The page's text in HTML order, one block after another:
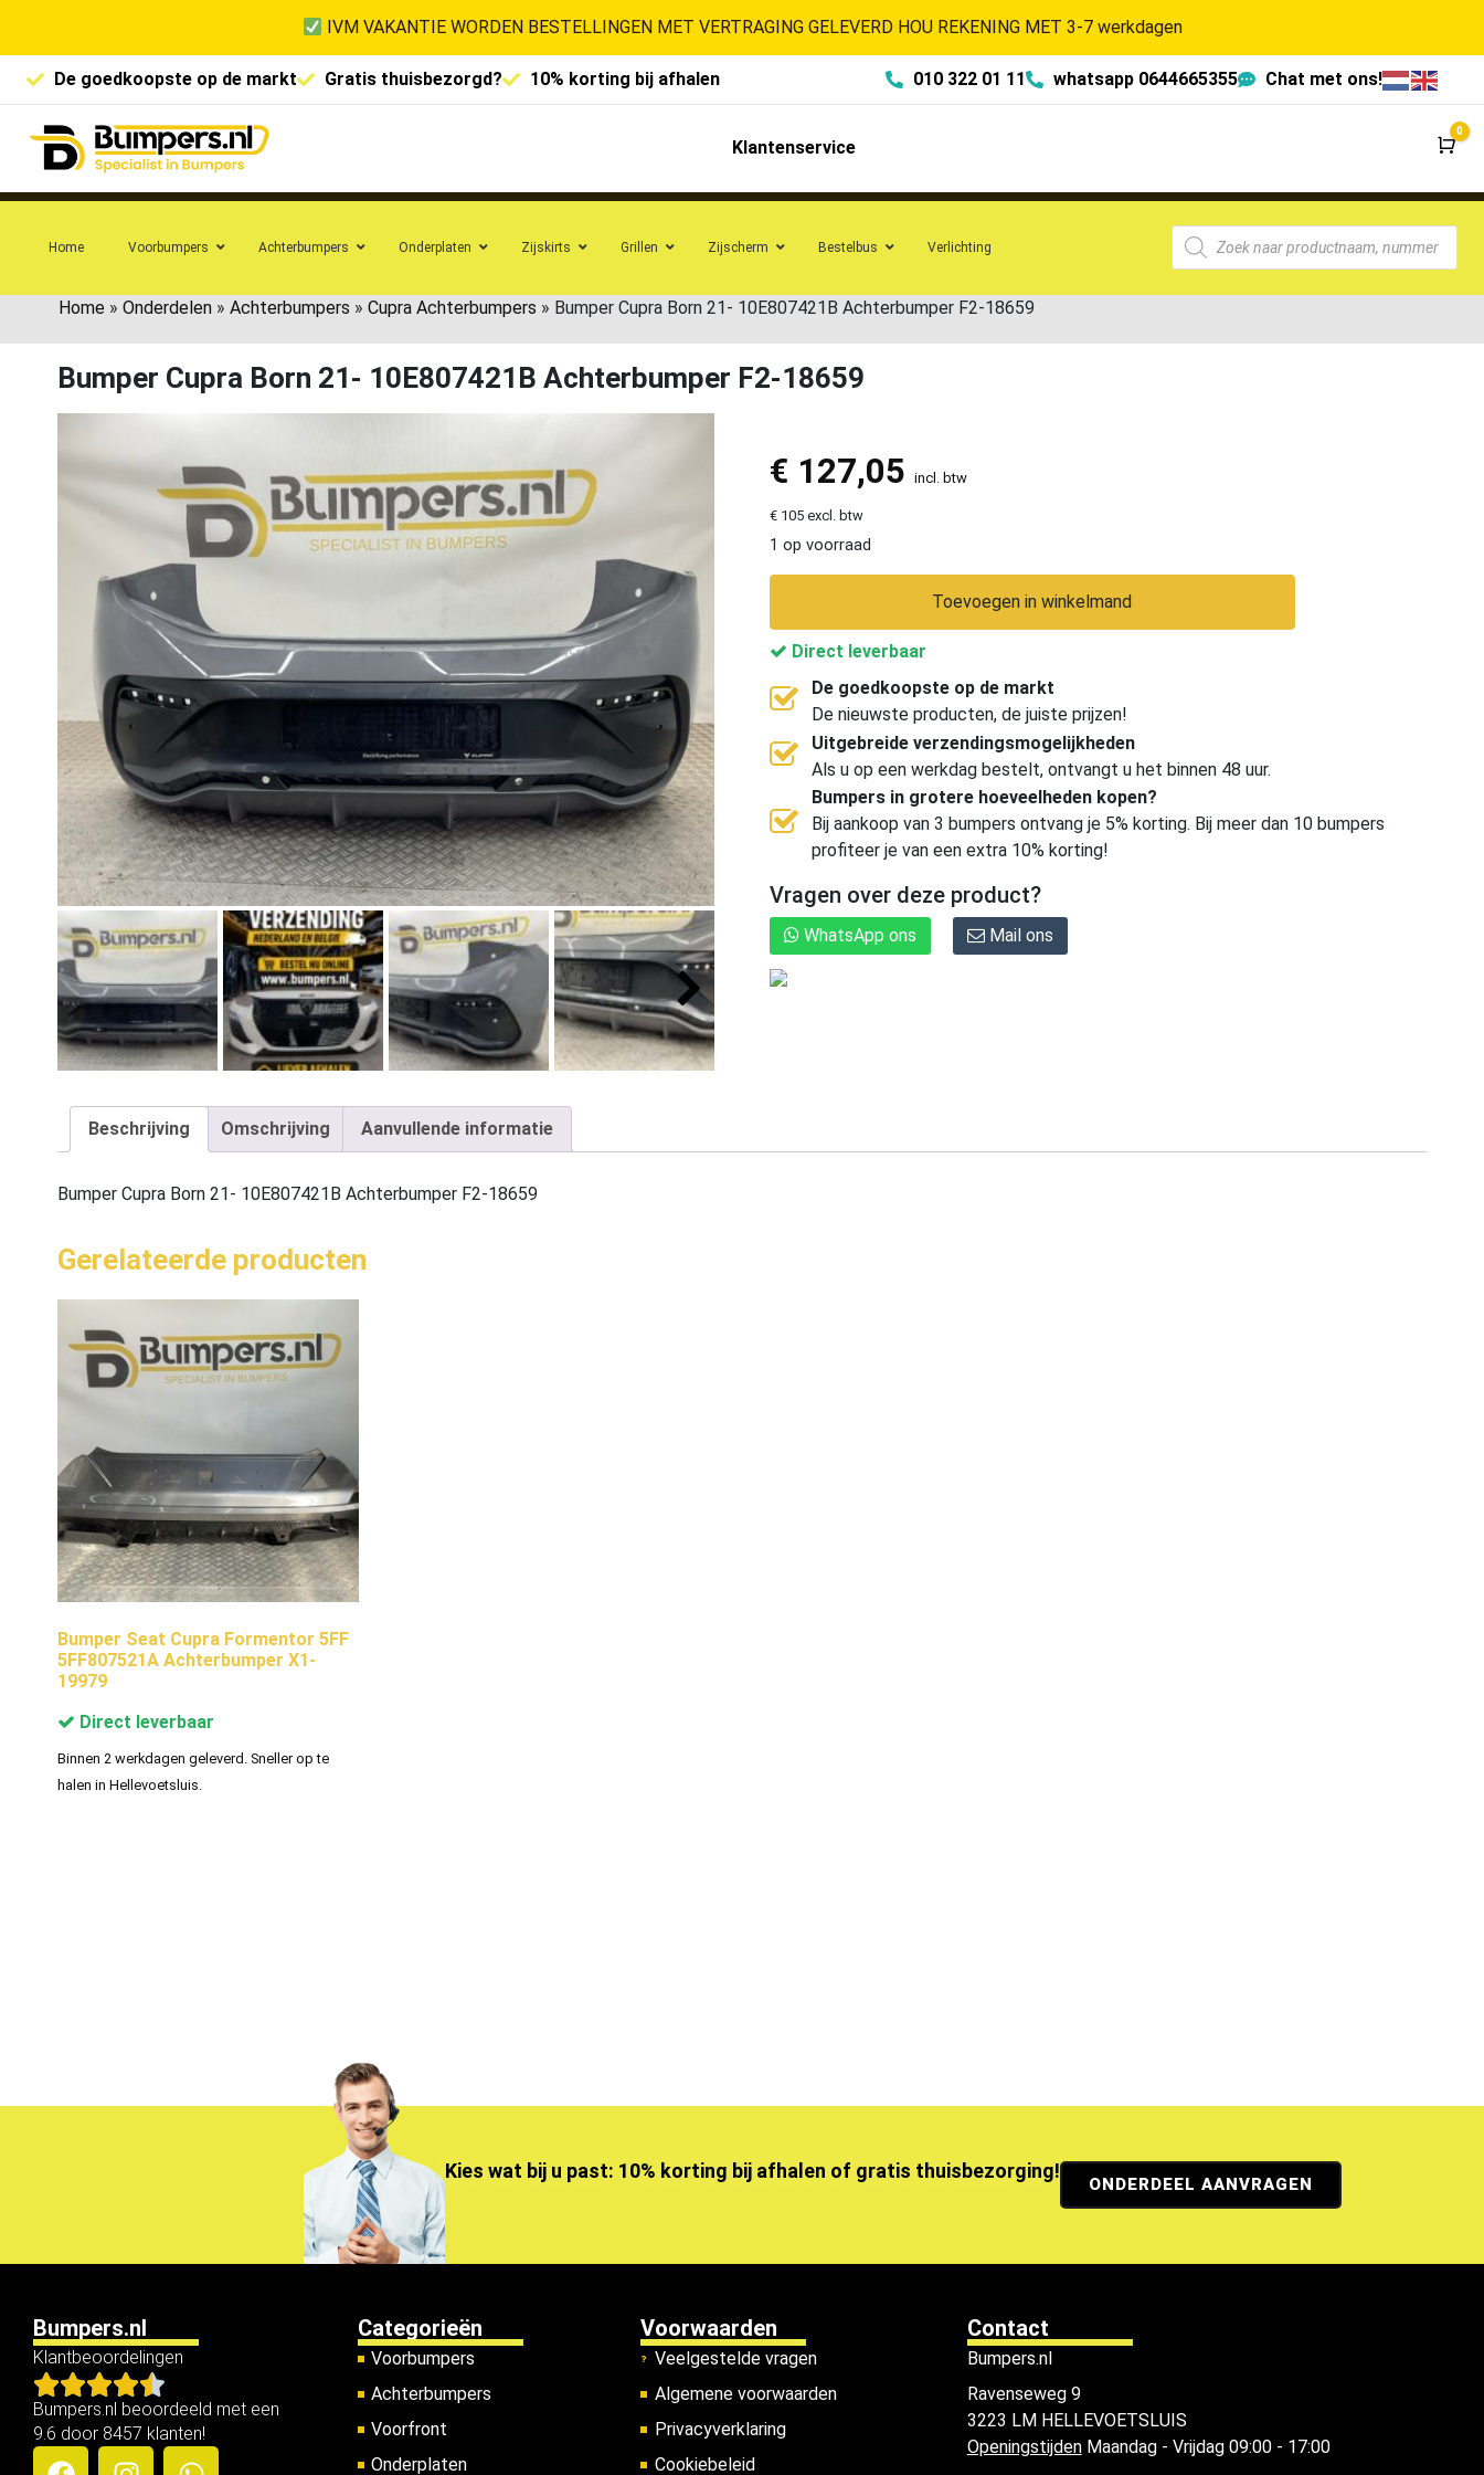
IVM VAKANTIE WORDEN BESTELLINGEN MET VERTRAGING GELEVERD HOU REKENING MET 3-7 werkdagen
De goedkoopste op de markt Gratis thuisbezorgd? 10% korting bij afhalen 010 322 01 11 whatsapp 0644665355 Chat met ons!
Klantenservice
0
Home Voorbumpers Achterbumpers Onderplaten Zijskirts Grillen Zijscherm Bestelbus Verlichting
Home » Onderdelen » Achterbumpers » Cupra Achterbumpers » Bumper Cupra Born 21- 10E807421B Achterbumper F2-18659
Bumper Cupra Born 21- 10E807421B Achterbumper F2-18659
€ 127,05 incl. btw
€ 105 excl. btw
1 op voorraad
Toevoegen in winkelmand
Direct leverbaar
De goedkoopste op de markt
De nieuwste producten, de juiste prijzen!
Uitgebreide verzendingsmogelijkheden
Als u op een werkdag bestelt, ontvangt u het binnen 48 uur.
Bumpers in grotere hoeveelheden kopen?
Bij aankoop van 3 bumpers ontvang je 5% korting. Bij meer dan 10 bumpers
profiteer je van een extra 10% korting!
Vragen over deze product?
WhatsApp ons Mail ons
Beschrijving Omschrijving Aanvullende informatie
Bumper Cupra Born 21- 10E807421B Achterbumper F2-18659
Gerelateerde producten
Bumper Seat Cupra Formentor 5FF
5FF807521A Achterbumper X1-
19979
Direct leverbaar
Binnen 2 werkdagen geleverd. Sneller op te
halen in Hellevoetsluis.
Kies wat bij u past: 10% korting bij afhalen of gratis thuisbezorging!
ONDERDEEL AANVRAGEN
Bumpers.nl
Klantbeoordelingen
Bumpers.nl beoordeeld met een
9.6 door 8457 klanten!
Categorieën
Voorbumpers
Achterbumpers
Voorfront
Onderplaten
Voorwaarden
Veelgestelde vragen
Algemene voorwaarden
Privacyverklaring
Cookiebeleid
Contact
Bumpers.nl
Ravenseweg 9
3223 LM HELLEVOETSLUIS
OpeningstijdenMaandag - Vrijdag 09:00 - 17:00